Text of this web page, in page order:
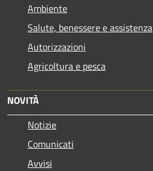
Ambiente
Salute, benessere e assistenza
Autorizzazioni
Agricoltura e pesca
NOVITÀ
Notizie
Comunicati
Avvisi